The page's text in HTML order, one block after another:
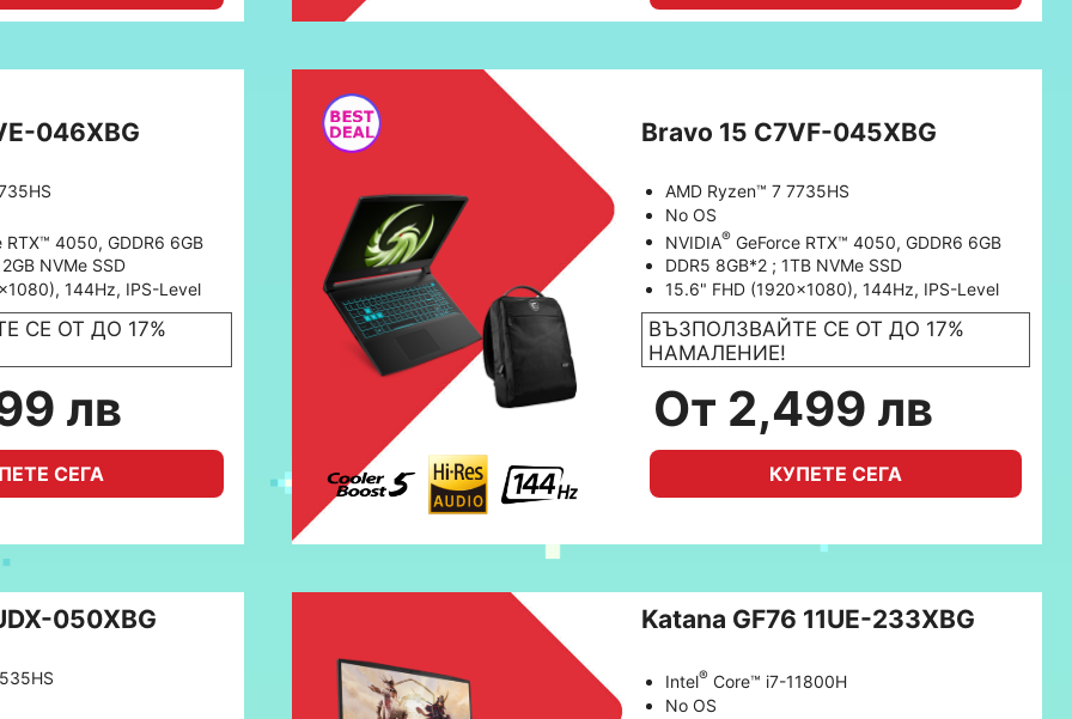
046XBG
RTX™ 4050, GDDR6 6GB
NVMe SSD
144Hz, IPS-Level
СЕ ОТ ДО 17%
лв
СЕГА
Bravo 15 C7VF-045XBG
AMD Ryzen™ 7 7735HS
No OS
NVIDIA®GeForce RTX™ 4050, GDDR6 6GB
DDR5 8GB*2 ; 1TB NVMe SSD
15.6" FHD (1920x1080), 144Hz, IPS-Level
ВЪЗПОЛЗВАЙТЕ СЕ ОТ ДО 17%
НАМАЛЕНИЕ!
От 2,499 лв
КУПЕТЕ СЕГА
050XBG Katana GF76 11UE-233XBG
Intel®Core™ i7-11800H
No OS